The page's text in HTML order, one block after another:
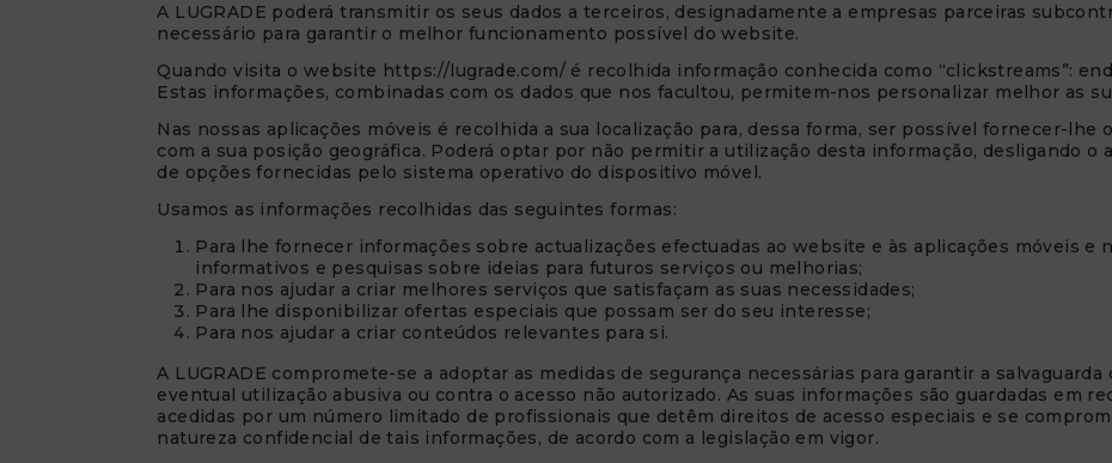
A LUGRADE poderá transmitir os seus dados a terceiros, designadamente a empresas parceiras
necessário para garantir o melhor funcionamento possível do website.
Quando visita o website https://lugrade.com/ é recolhida informação conhecida como “clickstreams”:
Estas informações, combinadas com os dados que nos facultou, permitem-nos personalizar melhor as
Nas nossas aplicações móveis é recolhida a sua localização para, dessa forma, ser possível fornecer-lhe
com a sua posição geográfica. Poderá optar por não permitir a utilização desta informação, desligando o
de opções fornecidas pelo sistema operativo do dispositivo móvel.
Usamos as informações recolhidas das seguintes formas:
Para lhe fornecer informações sobre actualizações efectuadas ao website e às aplicações móveis e
informativos e pesquisas sobre ideias para futuros serviços ou melhorias;
Para nos ajudar a criar melhores serviços que satisfaçam as suas necessidades;
Para lhe disponibilizar ofertas especiais que possam ser do seu interesse;
Para nos ajudar a criar conteúdos relevantes para si.
A LUGRADE compromete-se a adoptar as medidas de segurança necessárias para garantir a
eventual utilização abusiva ou contra o acesso não autorizado. As suas informações são guardadas em
acedidas por um número limitado de profissionais que detêm direitos de acesso especiais e se
natureza confidencial de tais informações, de acordo com a legislação em vigor.